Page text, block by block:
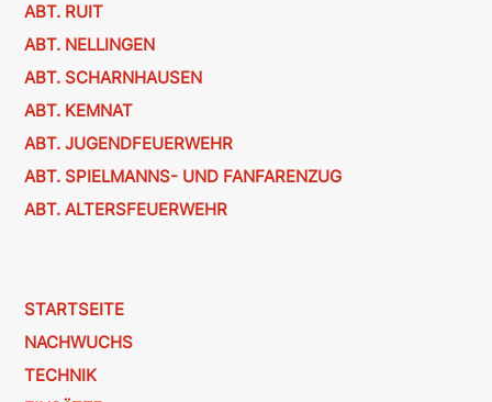
ABT. RUIT
ABT. NELLINGEN
ABT. SCHARNHAUSEN
ABT. KEMNAT
ABT. JUGENDFEUERWEHR
ABT. SPIELMANNS- UND FANFARENZUG
ABT. ALTERSFEUERWEHR
STARTSEITE
NACHWUCHS
TECHNIK